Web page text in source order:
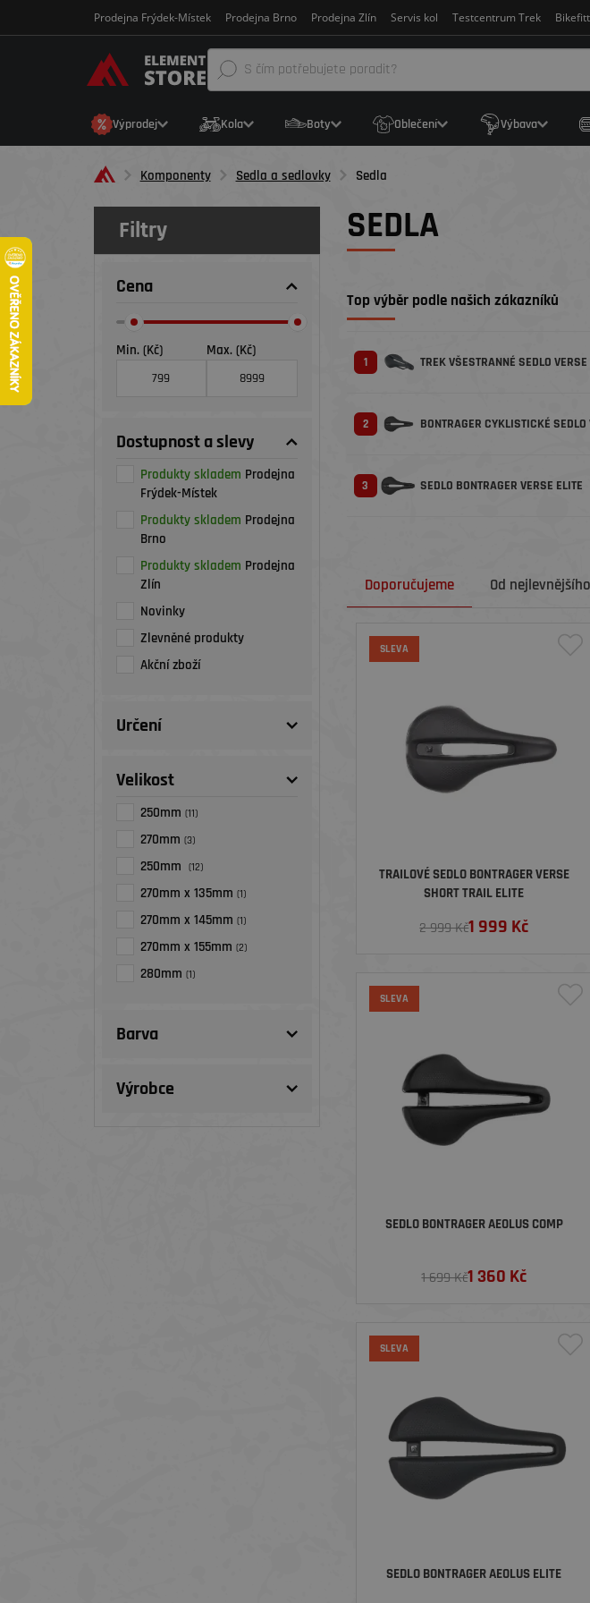
Prodejna Frýdek-Místek Prodejna Brno Prodejna Zlín Servis kol Testcentrum Trek
Výprodej Kola Boty Oblečení Výbava
Komponenty Sedla a sedlovky Sedla
Filtry
Cena
Min. (Kč) Max. (Kč)
Dostupnost a slevy
Produkty skladem Prodejna
Frýdek-Místek
Produkty skladem Prodejna
Brno
Produkty skladem Prodejna
Zlín
Novinky
Zlevněné produkty
Akční zboží
Určení
Velikost
250mm (11)
270mm (3)
250mm (12)
270mm x 135mm (1)
270mm x 145mm (1)
270mm x 155mm (2)
280mm (1)
Barva
Výrobce
SEDLA
Top výběr podle našich zákazníků
1 TREK VŠESTRANNÉ SEDLO
2 BONTRAGER CYKLISTICKÉ
3 SEDLO BONTRAGER VERSE ELITE
Doporučujeme Od nejlevnějšího
SLEVA
TRAILOVÉ SEDLO BONTRAGER VERSE
SHORT TRAIL ELITE
2 999 Kč1 999 Kč
SLEVA
SEDLO BONTRAGER AEOLUS COMP
1 699 Kč1 360 Kč
SLEVA
SEDLO BONTRAGER AEOLUS ELITE